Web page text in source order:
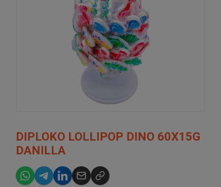
DIPLOKO LOLLIPOP DINO 60X15G
DANILLA